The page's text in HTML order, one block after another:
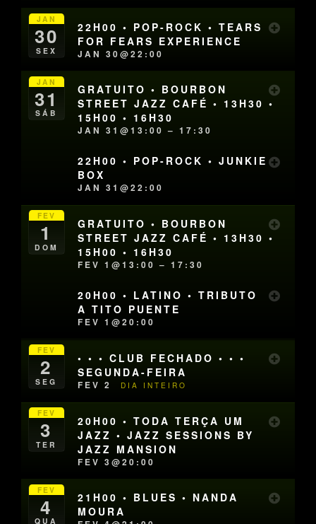
JAN
30
SEX
22H00 • POP-ROCK • TEARS
FOR FEARS EXPERIENCE
JAN 30@22:00
JAN
31
SÁB
GRATUITO • BOURBON
STREET JAZZ CAFÉ • 13H30 •
15H00 • 16H30
JAN 31@13:00 – 17:30
22H00 • POP-ROCK • JUNKIE
BOX
JAN 31@22:00
FEV
1
DOM
GRATUITO • BOURBON
STREET JAZZ CAFÉ • 13H30 •
15H00 • 16H30
FEV 1@13:00 – 17:30
20H00 • LATINO • TRIBUTO
A TITO PUENTE
FEV 1@20:00
FEV
2
SEG
• • • CLUB FECHADO • • •
SEGUNDA-FEIRA
FEV 2 DIA INTEIRO
FEV
3
TER
20H00 • TODA TERÇA UM
JAZZ • JAZZ SESSIONS BY
JAZZ MANSION
FEV 3@20:00
FEV
4
QUA
21H00 • BLUES • NANDA
MOURA